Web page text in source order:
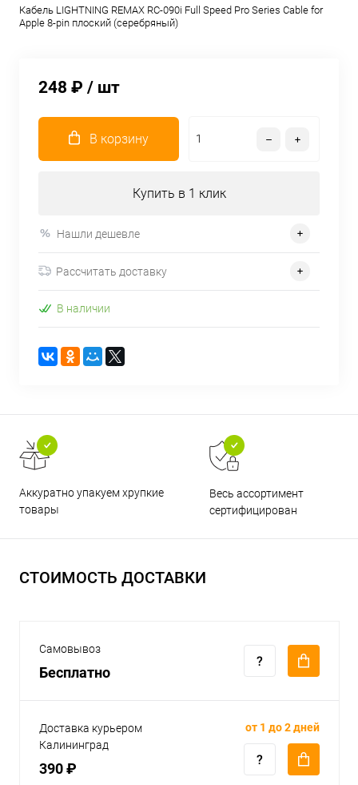
Кабель LIGHTNING REMAX RC-090i Full Speed Pro Series Cable for
Apple 8-pin плоский (серебряный)
248 ₽ / шт
В корзину
Купить в 1 клик
Нашли дешевле
Рассчитать доставку
В наличии
Аккуратно упакуем хрупкие
товары
Весь ассортимент
сертифицирован
СТОИМОСТЬ ДОСТАВКИ
Самовывоз
Бесплатно
Доставка курьером
Калининград
390 ₽
от 1 до 2 дней